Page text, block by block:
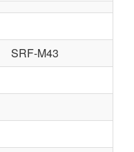
SRF-M43